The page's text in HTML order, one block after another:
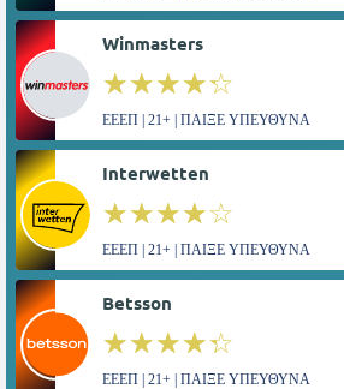
Winmasters
☆☆☆☆☆
★★★★★
ΕΕΕΠ | 21+ | ΠΑΙΞΕ ΥΠΕΥΘΥΝΑ
Interwetten
☆☆☆☆☆
★★★★★
ΕΕΕΠ | 21+ | ΠΑΙΞΕ ΥΠΕΥΘΥΝΑ
Betsson
☆☆☆☆☆
★★★★★
ΕΕΕΠ | 21+ | ΠΑΙΞΕ ΥΠΕΥΘΥΝΑ